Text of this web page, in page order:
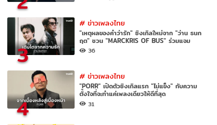
3
#ข่าวเพลงไทย
"เหตุผลของคำว่ารัก" ซิงเกิลใหม่จาก "ว่าน ธนก
ฤต" ชวน "MARCKRIS OF BUS" ร่วมแจม
36
4
#ข่าวเพลงไทย
"PORR" เปิดตัวซิงเกิลแรก "ไม่แข็ง" กับความ
ตั้งใจที่จะทำแค่เพลงเดียวให้ดีที่สุด
31